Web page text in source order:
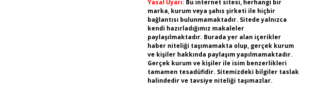
Yasal Uyarı: Bu internet sitesi, herhangi bir
marka, kurum veya şahıs şirketi ile hiçbir
bağlantısı bulunmamaktadır. Sitede yalnızca
kendi hazırladığımız makaleler
paylaşılmaktadır. Burada yer alan içerikler
haber niteliği taşımamakta olup, gerçek kurum
ve kişiler hakkında paylaşım yapılmamaktadır.
Gerçek kurum ve kişiler ile isim benzerlikleri
tamamen tesadüfidir. Sitemizdeki bilgiler taslak
halindedir ve tavsiye niteliği taşımazlar.